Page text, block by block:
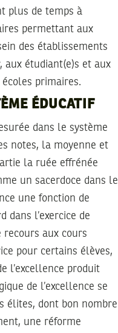
plus de temps à
permettant aux
des établissements
aux étudiant(e)s et aux
primaires.
ÉDUCATIF
dans le système
notes, la moyenne et
la ruée effrénée
un sacerdoce dans le
une fonction de
l’exercice de
recours aux cours
pour certains élèves,
l’excellence produit
de l’excellence se
élites, dont bon nombre
une réforme